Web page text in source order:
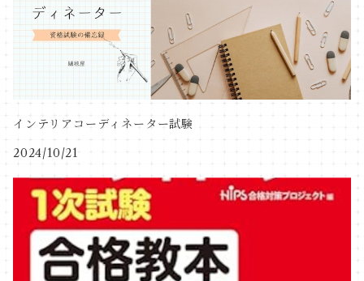
インテリアコーディネーター試験
2024/10/21